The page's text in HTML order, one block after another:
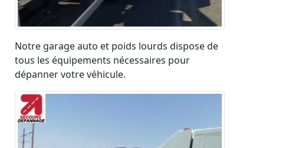
Notre garage auto et poids lourds dispose de
tous les équipements nécessaires pour
dépanner votre véhicule.